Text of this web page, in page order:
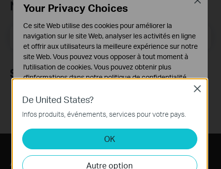
Newsletter TP-Link
E-mail S'enregistrer
Suivez-nous
A propos de TP-Link Actualité
De United States?
Infos produits, événements, services pour votre pays.
OK
Autre option
Close
Your Privacy Choices
Ce site Web utilise des cookies pour améliorer la
navigation sur le site Web, analyser les activités en ligne
et offrir aux utilisateurs la meilleure expérience sur notre
site Web. Vous pouvez vous opposer à tout moment à
l'utilisation de cookies. Vous pouvez obtenir plus
d'informations dans notrepolitique de confidentialité.
Ces cookies sont nécessaires au fonctionnement du
site Web et ne peuvent pas être désactivés dans vos
Cookies d'analyse et marketing
Les cookies d'analyse nous permettent d'analyser vos
activités sur notre site Web pour améliorer et ajuster les